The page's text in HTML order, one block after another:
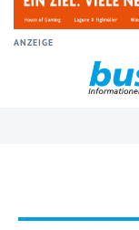
ANZEIGE